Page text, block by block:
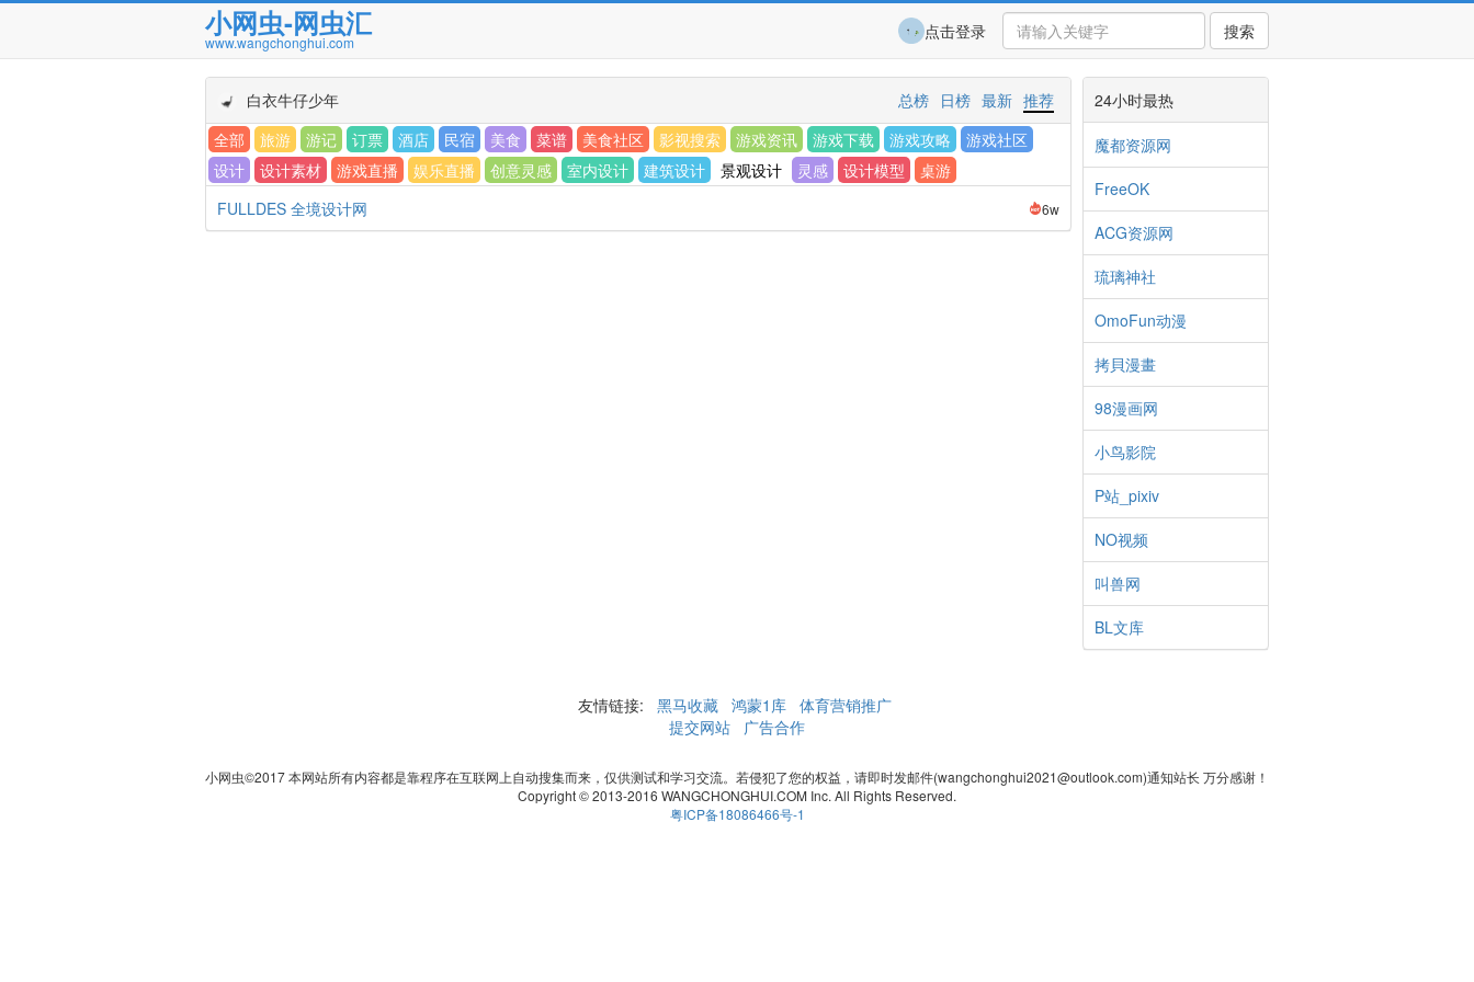
小网虫-网虫汇
www.wangchonghui.com 搜索
点击登录
白衣牛仔少年 推荐
最新
日榜
总榜
全部
旅游 游记 订票 酒店 民宿 美食 菜谱 美食社区 影视搜索 游戏资讯 游戏下载 游戏攻略
游戏社区
设计
设计素材 游戏直播 娱乐直播 创意灵感 室内设计 建筑设计 景观设计 灵感 设计模型
桌游
FULLDES 全境设计网
6w
24小时最热
魔都资源网
FreeOK
ACG资源网
琉璃神社
OmoFun动漫
拷貝漫畫
98漫画网
小鸟影院
P站_pixiv
NO视频
叫兽网
BL文库
友情链接: 黑马收藏 鸿蒙1库 体育营销推广
提交网站
广告合作
小网虫©2017 本网站所有内容都是靠程序在互联网上自动搜集而来，仅供测试和学习交流。若侵犯了您的权益，请即时发邮件(wangchonghui2021@outlook.com)通知站长 万分感谢！
Copyright © 2013-2016 WANGCHONGHUI.COM Inc. All Rights Reserved.
粤ICP备18086466号-1